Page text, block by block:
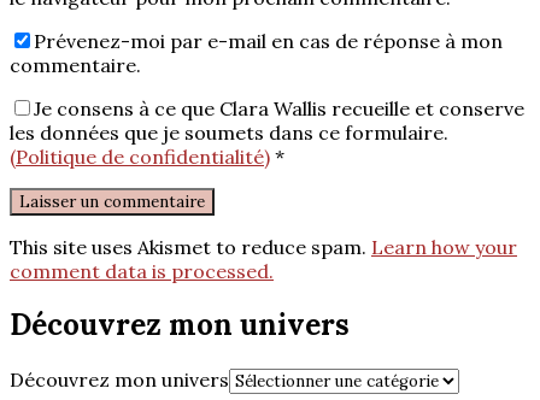
Prévenez-moi par e-mail en cas de réponse à mon
commentaire.
Je consens à ce que Clara Wallis recueille et conserve
les données que je soumets dans ce formulaire.
(Politique de confidentialité) *
This site uses Akismet to reduce spam. Learn how your
comment data is processed.
Découvrez mon univers
Découvrez mon univers